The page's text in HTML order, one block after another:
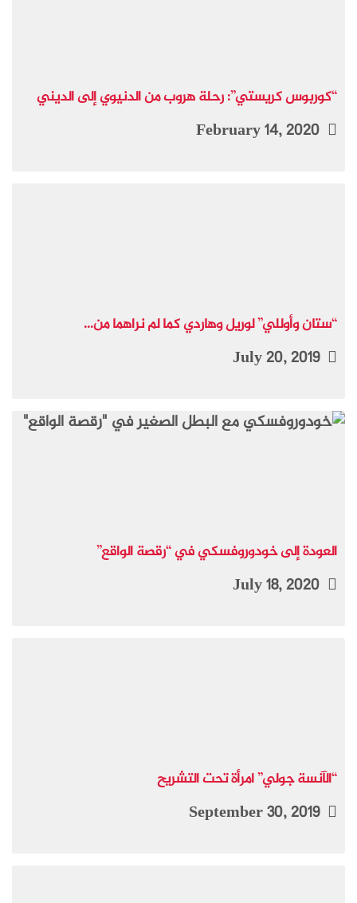
“كوربوس كريستي”: رحلة هروب من الدنيوي إلى الديني
“ستان وأوللي” لوريل وهاردي كما لم نراهما من...
July 20, 2019
العودة إلى خودوروفسكي في “رقصة الواقع”
“الآنسة جولي” امرأة تحت التشريح
September 30, 2019